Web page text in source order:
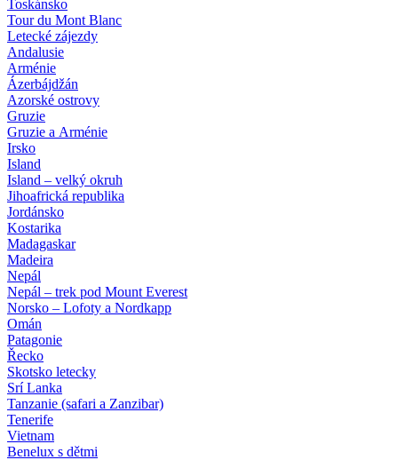
Toskánsko
Tour du Mont Blanc
Letecké zájezdy
Andalusie
Arménie
Ázerbájdžán
Azorské ostrovy
Gruzie
Gruzie a Arménie
Irsko
Island
Island – velký okruh
Jihoafrická republika
Jordánsko
Kostarika
Madagaskar
Madeira
Nepál
Nepál – trek pod Mount Everest
Norsko – Lofoty a Nordkapp
Omán
Patagonie
Řecko
Skotsko letecky
Srí Lanka
Tanzanie (safari a Zanzibar)
Tenerife
Vietnam
Benelux s dětmi